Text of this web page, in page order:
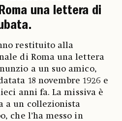
una lettera di
restituito alla
di Roma una lettera
a un suo amico,
18 novembre 1926 e
anni fa. La missiva è
a un collezionista
che l’ha messo in